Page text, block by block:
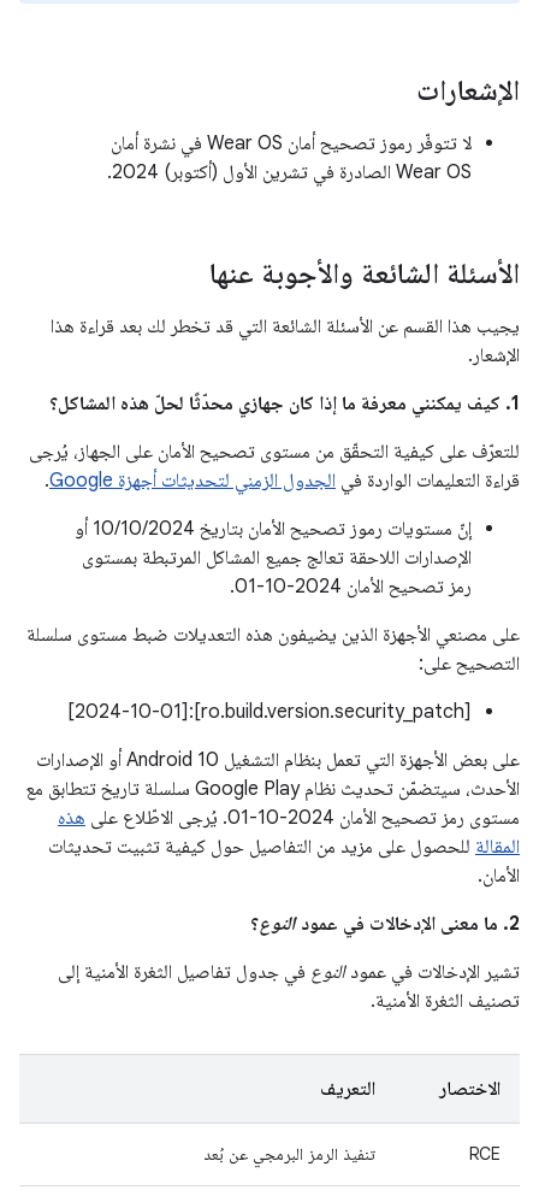
الإشعارات
لا تتوفّر رموز تصحيح أمان Wear OS في نشرة أمان
Wear OS الصادرة في تشرين الأول (أكتوبر) 2024.
الأسئلة الشائعة والأجوبة عنها
يجيب هذا القسم عن الأسئلة الشائعة التي قد تخطر لك بعد قراءة هذا
الإشعار.
1. كيف يمكنني معرفة ما إذا كان جهازي محدّثًا لحلّ هذه المشاكل؟
للتعرّف على كيفية التحقّق من مستوى تصحيح الأمان على الجهاز، يُرجى
قراءة التعليمات الواردة في الجدول الزمني لتحديثات أجهزة Google
.
إنّ مستويات رموز تصحيح الأمان بتاريخ 10/10/2024 أو
الإصدارات اللاحقة تعالج جميع المشاكل المرتبطة بمستوى
رمز تصحيح الأمان 2024-10-01.
على مصنعي الأجهزة الذين يضيفون هذه التعديلات ضبط مستوى سلسلة
التصحيح على:
[ro.build.version.security_patch]:[2024-10-01]
على بعض الأجهزة التي تعمل بنظام التشغيل Android 10 أو الإصدارات
الأحدث، سيتضمّن تحديث نظام Google Play سلسلة تاريخ تتطابق مع
مستوى رمز تصحيح الأمان 2024-10-01. يُرجى الاطّلاع على
هذه
المقالة للحصول على مزيد من التفاصيل حول كيفية تثبيت تحديثات
الأمان.
2. ما معنى الإدخالات في عمود
النوع؟
تشير الإدخالات في عمودالنوع في جدول تفاصيل الثغرة الأمنية إلى
تصنيف الثغرة الأمنية.
الاختصار التعريف
RCE تنفيذ الرمز البرمجي عن بُعد